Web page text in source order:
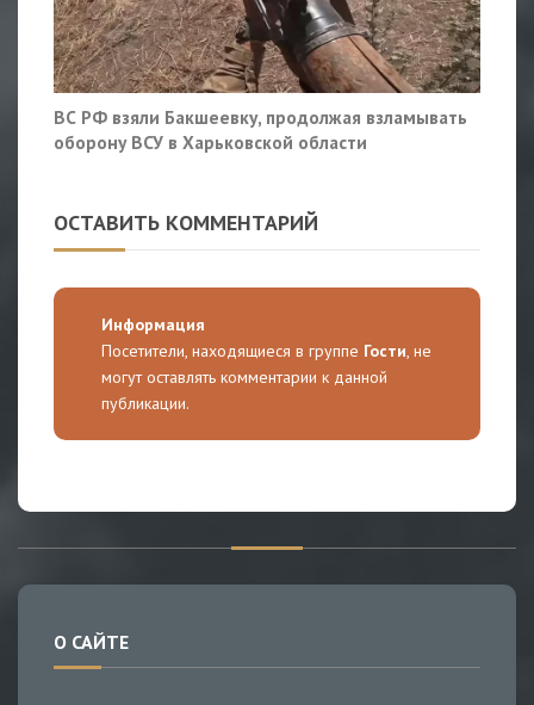
ВС РФ взяли Бакшеевку, продолжая взламывать
оборону ВСУ в Харьковской области
ОСТАВИТЬ КОММЕНТАРИЙ
Информация
Посетители, находящиеся в группе Гости, не
могут оставлять комментарии к данной
публикации.
О САЙТЕ